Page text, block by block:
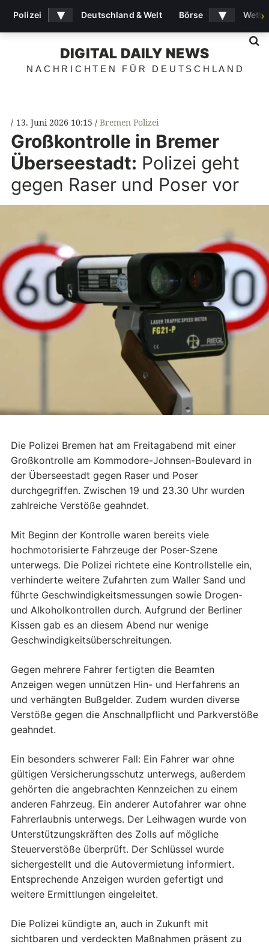
DIGITAL DAILY NEWS
NACHRICHTEN FÜR DEUTSCHLAND
13. Juni 2026 10:15 Bremen Polizei
Großkontrolle in Bremer
Überseestadt: Polizei geht
gegen Raser und Poser vor
Die Polizei Bremen hat am Freitagabend mit einer
Großkontrolle am Kommodore-Johnsen-Boulevard in
der Überseestadt gegen Raser und Poser
durchgegriffen. Zwischen 19 und 23.30 Uhr wurden
zahlreiche Verstöße geahndet.
Mit Beginn der Kontrolle waren bereits viele
hochmotorisierte Fahrzeuge der Poser-Szene
unterwegs. Die Polizei richtete eine Kontrollstelle ein,
verhinderte weitere Zufahrten zum Waller Sand und
führte Geschwindigkeitsmessungen sowie Drogen-
und Alkoholkontrollen durch. Aufgrund der Berliner
Kissen gab es an diesem Abend nur wenige
Geschwindigkeitsüberschreitungen.
Gegen mehrere Fahrer fertigten die Beamten
Anzeigen wegen unnützen Hin- und Herfahrens an
und verhängten Bußgelder. Zudem wurden diverse
Verstöße gegen die Anschnallpflicht und Parkverstöße
geahndet.
Ein besonders schwerer Fall: Ein Fahrer war ohne
gültigen Versicherungsschutz unterwegs, außerdem
gehörten die angebrachten Kennzeichen zu einem
anderen Fahrzeug. Ein anderer Autofahrer war ohne
Fahrerlaubnis unterwegs. Der Leihwagen wurde von
Unterstützungskräften des Zolls auf mögliche
Steuerverstöße überprüft. Der Schlüssel wurde
sichergestellt und die Autovermietung informiert.
Entsprechende Anzeigen wurden gefertigt und
weitere Ermittlungen eingeleitet.
Die Polizei kündigte an, auch in Zukunft mit
sichtbaren und verdeckten Maßnahmen präsent zu
Polizei ▾ Deutschland & Welt Börse ▾ ›